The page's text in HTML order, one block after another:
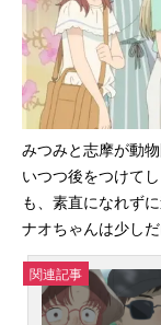
みつみと志摩が動
いつつ後をつけて
も、素直になれず
ナオちゃんは少し
関連記事